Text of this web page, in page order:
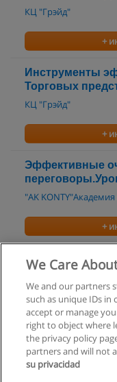
КЦ "Грэйд"
+
Инструменты
Торговых
КЦ "Грэйд"
+
Эффективные
"AK
+
Телефонные
"AK
+
We Care
We and our partners
such as unique IDs in
accept or manage
right to object where
the privacy policy
partners and will not
su privacidad